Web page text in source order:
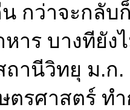
กว่าจะกลั
หาร บางทียั
านีวิทยุ ม.ก
ตรศาสตร์ ท